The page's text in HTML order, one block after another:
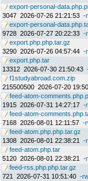
export-personal-
3047 2026-07-26 21:21:53 -
export-personal-
9728 2026-07-27 20:22:33 -
export.php.php.tar.gz
3290 2026-07-26 04:57:44 -
export.php.tar
13312 2026-07-30 21:50:43
f1studyabroad.com.zip
215500500 2026-07-20
feed-atom-
1915 2026-07-31 14:27:17 -
feed-atom-
7168 2026-08-01 12:11:57 -
feed-atom.php.php.tar.gz
1308 2026-08-01 22:38:21 -
feed-atom.php.tar
5120 2026-08-01 22:38:21 -
feed-rss.php.php.tar.gz
721
2026-07-31 10:51:40 -